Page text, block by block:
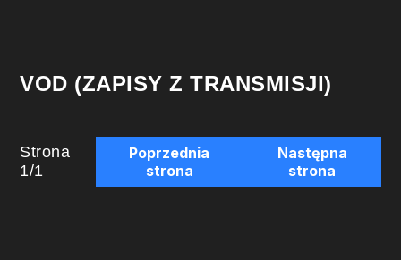
VOD (ZAPISY Z TRANSMISJI)
Strona
1/1
Poprzednia
strona
Następna
strona